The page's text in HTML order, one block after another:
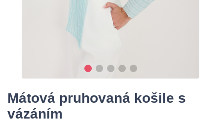
Mátová pruhovaná košile s
vázáním